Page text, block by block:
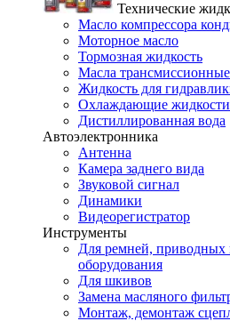
Технические
Масло компрессора
Моторное масло
Тормозная жидкость
Масла трансмиссионные
Жидкость для
Охлаждающие
Дистиллированная вода
Автоэлектронника
Антенна
Камера заднего вида
Звуковой сигнал
Динамики
Видеорегистратор
Инструменты
Для ремней, приводных
оборудования
Для шкивов
Замена масляного
Монтаж, демонтаж